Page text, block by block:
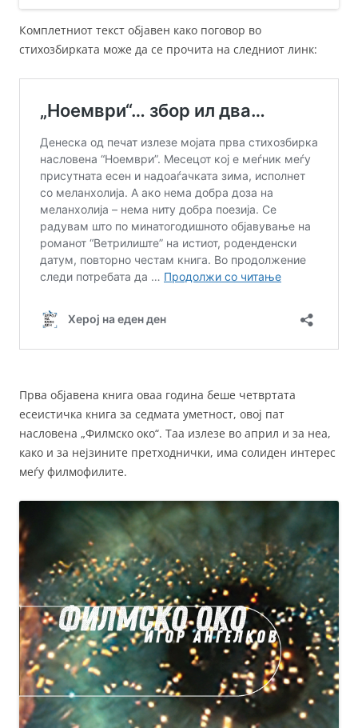
Комплетниот текст објавен како поговор во
стихозбирката може да се прочита на следниот линк:
Прва објавена книга оваа година беше четвртата
есеистичка книга за седмата уметност, овој пат
насловена „Филмско око“. Таа излезе во април и за неа,
како и за нејзините претходнички, има солиден интерес
меѓу филмофилите.